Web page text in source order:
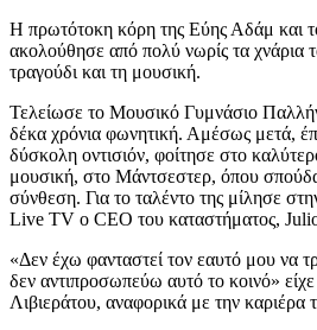
Η πρωτότοκη κόρη της Εύης Αδάμ και
ακολούθησε από πολύ νωρίς τα χνάρια
τραγούδι και τη μουσική.
Τελείωσε το Μουσικό Γυμνάσιο
δέκα χρόνια φωνητική. Αμέσως μετά,
δύσκολη οντισιόν, φοίτησε στο
μουσική, στο Μάντσεστερ, όπου
σύνθεση. Για το ταλέντο της μίλησε
Live TV o CEO του καταστήματος,
«Δεν έχω φανταστεί τον εαυτό μου να
δεν αντιπροσωπεύω αυτό το κοινό»
Λιβιεράτου, αναφορικά με την καριέρα